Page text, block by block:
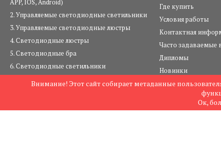
Внимание! Этот сайт собирает метаданные
Ок,
APP, IOS, Android)
2. Управляемые светодиодные светильники
3. Управляемые светодиодные люстры
4. Светодиодные люстры
5. Светодиодные бра
6. Светодиодные светильники
Где купить
Условия работы
Контактная
Часто задаваемые
Дипломы
Новинки
© 2004—2026